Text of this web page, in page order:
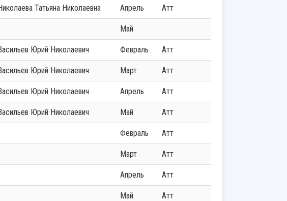
Николаева Татьяна Николаевна Апрель Атт
Май
Васильев Юрий Николаевич Февраль Атт
Васильев Юрий Николаевич Март Атт
Васильев Юрий Николаевич Апрель Атт
Васильев Юрий Николаевич Май Атт
Февраль Атт
Март Атт
Апрель Атт
Май Атт